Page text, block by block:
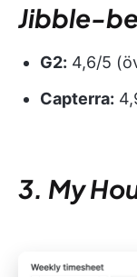
Jibble-
G2: 4,6/5
Capterra:
3. My